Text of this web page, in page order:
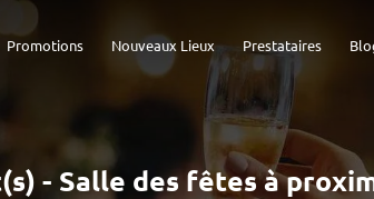
Prestataires
Nouveaux Lieux
Promotions
- Salle des fêtes à